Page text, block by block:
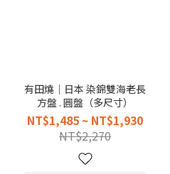
有田燒｜日本 染錦雙海老長
方盤 . 圓盤（多尺寸）
NT$1,485 ~ NT$1,930
NT$2,270